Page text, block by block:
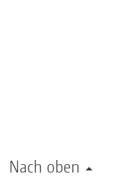
Nach oben